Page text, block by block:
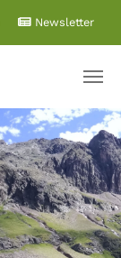
Newsletter